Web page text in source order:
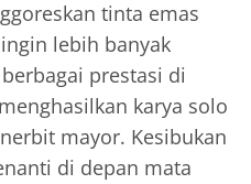
tinta emas
lebih banyak
prestasi di
karya solo
mayor. Kesibukan
di depan mata